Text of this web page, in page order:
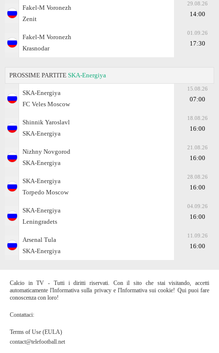
Fakel-M Voronezh
Zenit
29.08.26
14:00
Fakel-M Voronezh
Krasnodar
01.09.26
17:30
PROSSIME PARTITE SKA-Energiya
SKA-Energiya
FC Veles Moscow
15.08.26
07:00
Shinnik Yaroslavl
SKA-Energiya
18.08.26
16:00
Nizhny Novgorod
SKA-Energiya
21.08.26
16:00
SKA-Energiya
Torpedo Moscow
28.08.26
16:00
SKA-Energiya
Leningradets
04.09.26
16:00
Arsenal Tula
SKA-Energiya
11.09.26
16:00
Calcio in TV - Tutti i diritti riservati. Con il sito che stai visitando, accetti
automaticamente l'Informativa sulla privacy e l'Informativa sui cookie! Qui puoi fare
conoscenza con loro!
Contattaci:
Terms of Use (EULA)
contact@telefootball.net